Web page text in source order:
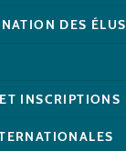
DES ÉLUS
INSCRIPTIONS